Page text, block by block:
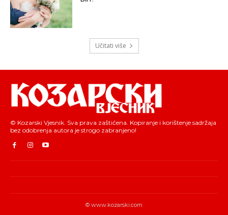
Učitati više
© Kozarski Vjesnik. Sva prava zaštićena. Kopiranje i korištenje sadržaja
bez odobrenja autora je strogo zabranjeno!
© www.kozarski.com